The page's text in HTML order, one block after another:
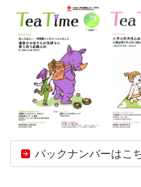
バックナンバーはこ